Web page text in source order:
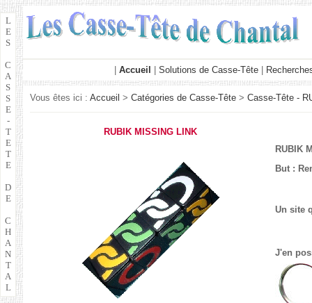
Accueil Solutions de Casse-Tête
Vous êtes ici : Accueil > Catégories de Casse-Tête> Casse-Tête -
RUBIK MISSING LINK
RUBIK
But :
Un site
J'en
L
E
S
C
A
S
S
E
-
T
E
T
E
D
E
C
H
A
N
T
A
L